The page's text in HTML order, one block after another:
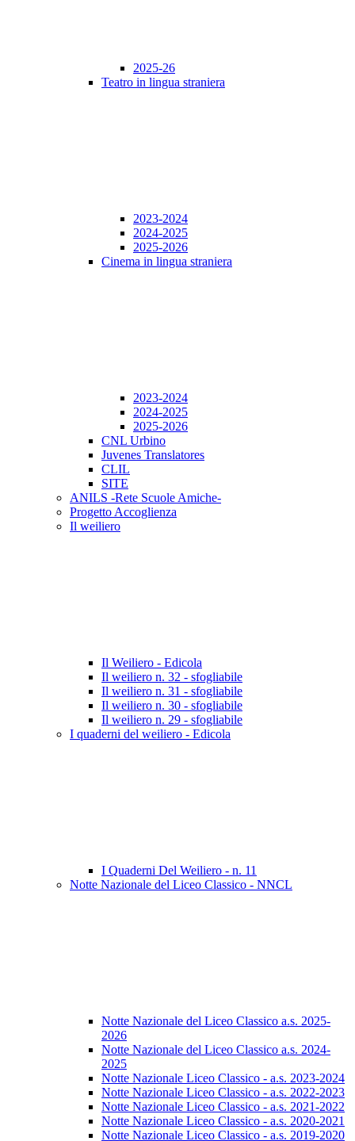
2025-26
Teatro in lingua straniera
2023-2024
2024-2025
2025-2026
Cinema in lingua straniera
2023-2024
2024-2025
2025-2026
CNL Urbino
Juvenes Translatores
CLIL
SITE
ANILS -Rete Scuole Amiche-
Progetto Accoglienza
Il weiliero
Il Weiliero - Edicola
Il weiliero n. 32 - sfogliabile
Il weiliero n. 31 - sfogliabile
Il weiliero n. 30 - sfogliabile
Il weiliero n. 29 - sfogliabile
I quaderni del weiliero - Edicola
I Quaderni Del Weiliero - n. 11
Notte Nazionale del Liceo Classico - NNCL
Notte Nazionale del Liceo Classico a.s. 2025-
2026
Notte Nazionale del Liceo Classico a.s. 2024-
2025
Notte Nazionale Liceo Classico - a.s. 2023-2024
Notte Nazionale Liceo Classico - a.s. 2022-2023
Notte Nazionale Liceo Classico - a.s. 2021-2022
Notte Nazionale Liceo Classico - a.s. 2020-2021
Notte Nazionale Liceo Classico - a.s. 2019-2020